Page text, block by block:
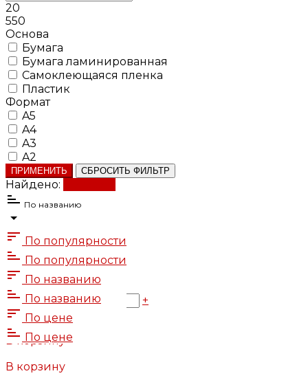
20
550
Основа
Бумага
Бумага ламинированная
Самоклеющаяся пленка
Пластик
Формат
A5
A4
A3
A2
ПРИМЕНИТЬ СБРОСИТЬ ФИЛЬТР
Найдено:
По названию
По популярности
По популярности
По названию
По названию
По цене
По цене
20 ₽
20 ₽
-
+
В корзину
Добавлено
В корзину
В корзину